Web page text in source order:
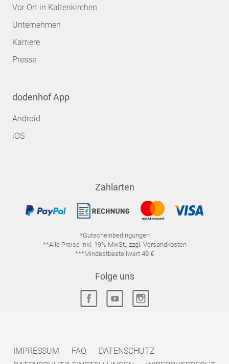
Vor Ort in Kaltenkirchen
Unternehmen
Karriere
Presse
dodenhof App
Android
iOS
Zahlarten
*Gutscheinbedingungen
**Alle Preise inkl. 19% MwSt., zzgl. Versandkosten
***Mindestbestellwert 49 €
Folge uns
IMPRESSUM FAQ
DATENSCHUTZ